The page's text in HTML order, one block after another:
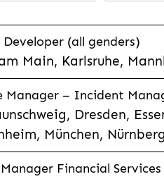
(all genders)
Main, Karlsruhe,
Manager – Incident
Dresden,
München,
Financial